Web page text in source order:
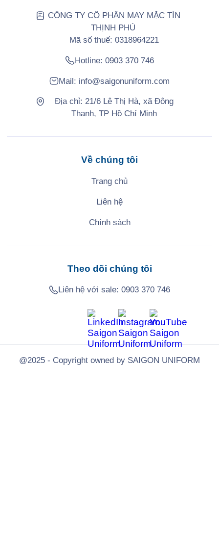
CÔNG TY CỔ PHẦN MAY MẶC TÍN
THỊNH PHÚ
Mã số thuế: 0318964221
Hotline: 0903 370 746
Mail: info@saigonuniform.com
Địa chỉ: 21/6 Lê Thị Hà, xã Đông
Thạnh, TP Hồ Chí Minh
Về chúng tôi
Trang chủ
Liên hệ
Chính sách
Theo dõi chúng tôi
Liên hệ với sale:0903 370 746
@2025 - Copyright owned by SAIGON UNIFORM